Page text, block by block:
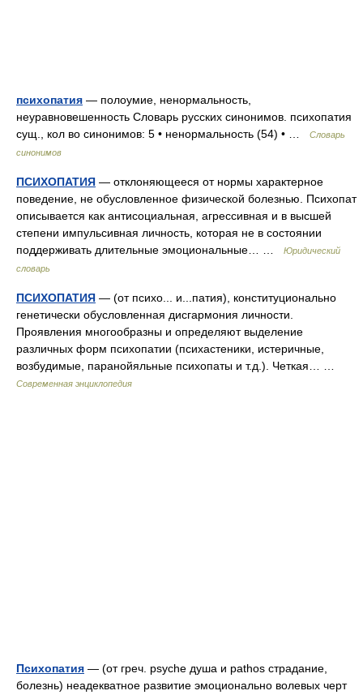
психопатия — полоумие, ненормальность,
неуравновешенность Словарь русских синонимов. психопатия
сущ., кол во синонимов: 5 • ненормальность (54) • …
Словарь
синонимов
ПСИХОПАТИЯ — отклоняющееся от нормы характерное
поведение, не обусловленное физической болезнью. Психопат
описывается как антисоциальная, агрессивная и в высшей
степени импульсивная личность, которая не в состоянии
поддерживать длительные эмоциональные… …
Юридический
словарь
ПСИХОПАТИЯ — (от психо... и...патия), конституционально
генетически обусловленная дисгармония личности.
Проявления многообразны и определяют выделение
различных форм психопатии (психастеники, истеричные,
возбудимые, паранойяльные психопаты и т.д.). Четкая… …
Современная энциклопедия
Психопатия — (от греч. psyche душа и pathos страдание,
болезнь) неадекватное развитие эмоционально волевых черт